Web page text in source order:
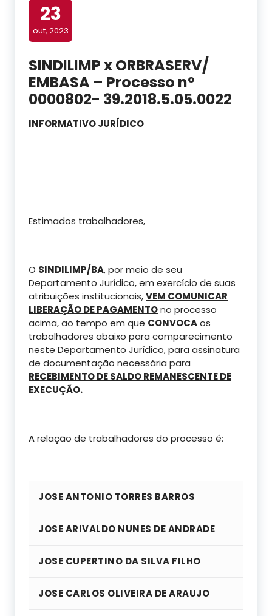
23
out, 2023
SINDILIMP x ORBRASERV/
EMBASA – Processo nº
0000802- 39.2018.5.05.0022
INFORMATIVO JURÍDICO
Estimados trabalhadores,
O SINDILIMP/BA, por meio de seu
Departamento Jurídico, em exercício de suas
atribuições institucionais,VEM COMUNICAR
LIBERAÇÃO DE PAGAMENTOno processo
acima, ao tempo em que CONVOCAos
trabalhadores abaixo para comparecimento
neste Departamento Jurídico, para assinatura
de documentação necessária para
RECEBIMENTO DE SALDO REMANESCENTE DE
EXECUÇÃO.
A relação de trabalhadores do processo é:
JOSE ANTONIO TORRES BARROS
JOSE ARIVALDO NUNES DE ANDRADE
JOSE CUPERTINO DA SILVA FILHO
JOSE CARLOS OLIVEIRA DE ARAUJO